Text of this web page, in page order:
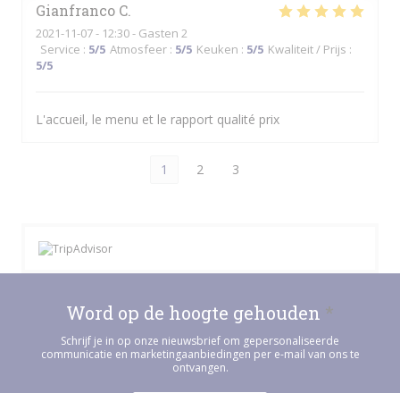
Gianfranco C
2021-11-07- 12:30 - Gasten 2
Service : 5/5 Atmosfeer : 5/5 Keuken : 5/5 Kwaliteit / Prijs :
5/5
L'accueil, le menu et le rapport qualité prix
1 2 3
Word op de hoogte gehouden *
Schrijf je in op onze nieuwsbrief om gepersonaliseerde
communicatie en marketingaanbiedingen per e-mail van ons te
ontvangen.